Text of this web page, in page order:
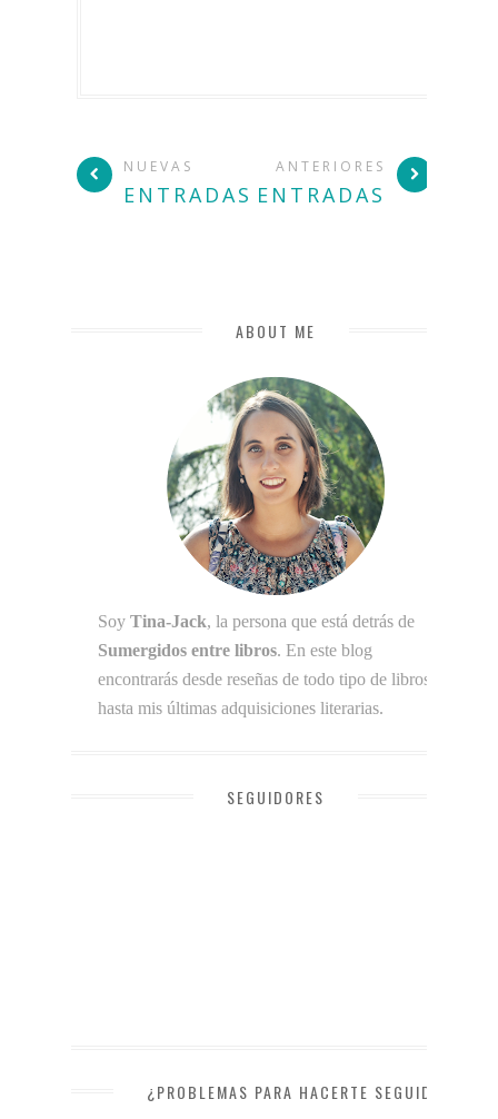
NUEVAS
ENTRADAS
ANTERIORES
ENTRADAS
ABOUT ME
Soy Tina-Jack, la persona que está detrás de
Sumergidos entre libros. En este blog
encontrarás desde reseñas de todo tipo de libros
hasta mis últimas adquisiciones literarias.
SEGUIDORES
¿PROBLEMAS PARA HACERTE SEGUIDOR?